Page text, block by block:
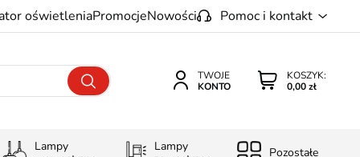
oświetleniaPromocjeNowości Pomoc i kontakt
KOSZYK:
0,00 zł
TWOJE
KONTO
Lampy
Lampy
Pozostałe